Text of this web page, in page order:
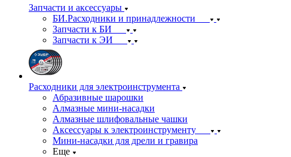
Запчасти и аксессуары
БИ.Расходники и принадлежности
Запчасти к БИ
Запчасти к ЭИ
Расходники для электроинструмента
Абразивные шарошки
Алмазные мини-насадки
Алмазные шлифовальные чашки
Аксессуары к электроинструменту
Мини-насадки для дрели и гравира
Еще